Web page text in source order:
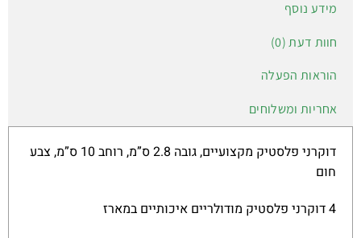
מידע נוסף
חוות דעת (0)
הוראות הפעלה
אחריות ומשלוחים
דוקרני פלסטיק מקצועיים, גובה 2.8 ס”מ, רוחב 10 ס”מ, צבע
חום
4 דוקרני פלסטיק מודולריים איכותיים במארז